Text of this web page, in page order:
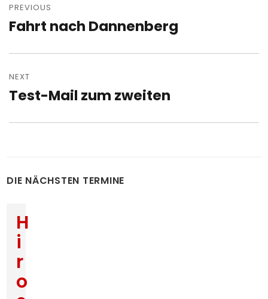
navigation
PREVIOUS
Previous
Fahrt nach Dannenberg
NEXT
Next
Test-Mail zum zweiten
DIE NÄCHSTEN TERMINE
H
i
r
o